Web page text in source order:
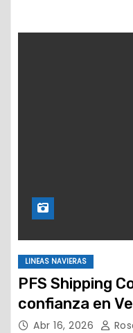
LINEAS NAVIERAS
PFS Shipping
confianza en
Abr 16, 2026